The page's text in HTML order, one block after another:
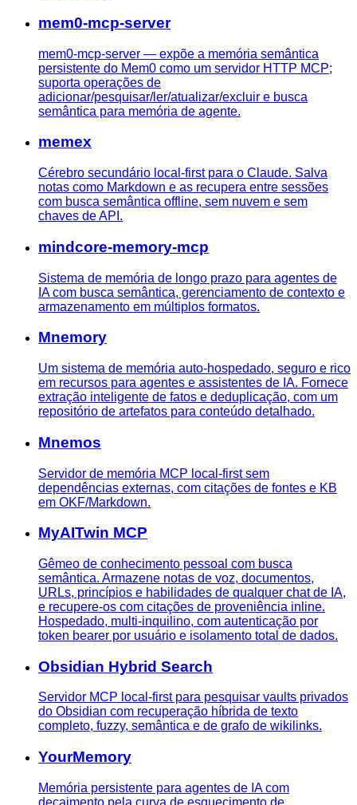
mem0-mcp-server
mem0-mcp-server — expõe a memória semântica
persistente do Mem0 como um servidor HTTP MCP;
suporta operações de
adicionar/pesquisar/ler/atualizar/excluir e busca
semântica para memória de agente.
memex
Cérebro secundário local-first para o Claude. Salva
notas como Markdown e as recupera entre sessões
com busca semântica offline, sem nuvem e sem
chaves de API.
mindcore-memory-mcp
Sistema de memória de longo prazo para agentes de
IA com busca semântica, gerenciamento de contexto e
armazenamento em múltiplos formatos.
Mnemory
Um sistema de memória auto-hospedado, seguro e rico
em recursos para agentes e assistentes de IA. Fornece
extração inteligente de fatos e deduplicação, com um
repositório de artefatos para conteúdo detalhado.
Mnemos
Servidor de memória MCP local-first sem
dependências externas, com citações de fontes e KB
em OKF/Markdown.
MyAITwin MCP
Gêmeo de conhecimento pessoal com busca
semântica. Armazene notas de voz, documentos,
URLs, princípios e habilidades de qualquer chat de IA,
e recupere-os com citações de proveniência inline.
Hospedado, multi-inquilino, com autenticação por
token bearer por usuário e isolamento total de dados.
Obsidian Hybrid Search
Servidor MCP local-first para pesquisar vaults privados
do Obsidian com recuperação híbrida de texto
completo, fuzzy, semântica e de grafo de wikilinks.
YourMemory
Memória persistente para agentes de IA com
decaimento pela curva de esquecimento de